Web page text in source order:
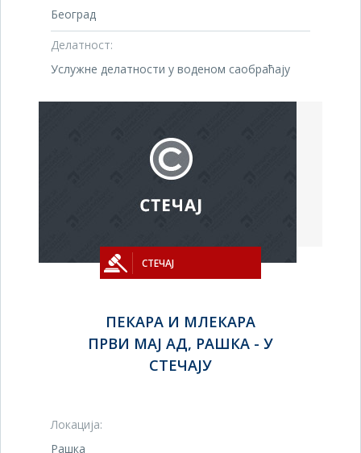
Београд
Делатност:
Услужне делатности у воденом саобраћају
СТЕЧАЈ
ПЕКАРА И МЛЕКАРА
ПРВИ МАЈ АД, РАШКА - У
СТЕЧАЈУ
Локација:
Рашка